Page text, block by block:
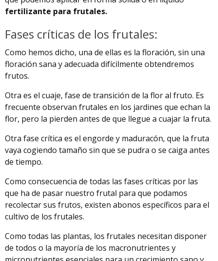
fertilizante para frutales.
Fases críticas de los frutales:
Como hemos dicho, una de ellas es la floración, sin una
floración sana y adecuada difícilmente obtendremos
frutos.
Otra es el cuaje, fase de transición de la flor al fruto. Es
frecuente observan frutales en los jardines que echan la
flor, pero la pierden antes de que llegue a cuajar la fruta.
Otra fase crítica es el engorde y maduracón, que la fruta
vaya cogiendo tamaño sin que se pudra o se caiga antes
de tiempo.
Como consecuencia de todas las fases críticas por las
que ha de pasar nuestro frutal para que podamos
recolectar sus frutos, existen abonos específicos para el
cultivo de los frutales.
Como todas las plantas, los frutales necesitan disponer
de todos o la mayoría de los macronutrientes y